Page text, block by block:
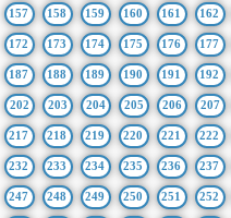
157 158 159 160 161 162
172 173 174 175 176 177
187 188 189 190 191 192
202 203 204 205 206 207
217 218 219 220 221 222
232 233 234 235 236 237
247 248 249 250 251 252